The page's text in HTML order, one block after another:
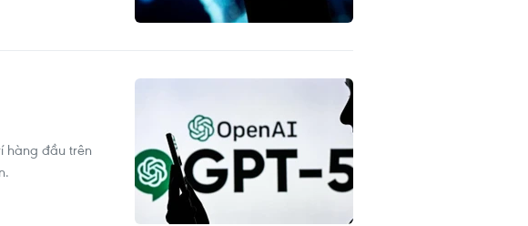
hàng đầu trên